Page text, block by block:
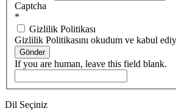
Captcha
*
Gizlilik Politikası
Gizlilik Politikasını okudum ve kabul
Gönder
If you are human, leave this field blank.
Dil Seçiniz